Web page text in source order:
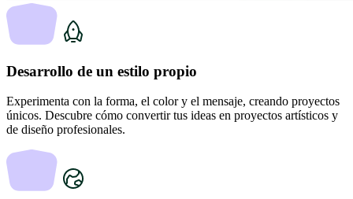
Desarrollo de un estilo propio
Experimenta con la forma, el color y el mensaje, creando proyectos
únicos. Descubre cómo convertir tus ideas en proyectos artísticos y
de diseño profesionales.